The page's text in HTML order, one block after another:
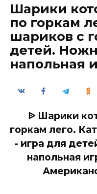
Шарики
по горкам
шариков с
детей.
напольная
ᐉ Шарики
горкам лего.
- игра для
напольная